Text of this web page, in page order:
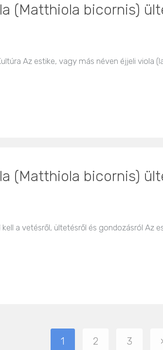
(Matthiola bicornis)
Az estike, vagy más néven éjjeli viola
(Matthiola bicornis)
a vetésről, ültetésről és gondozásról Az
1 2 3 ›